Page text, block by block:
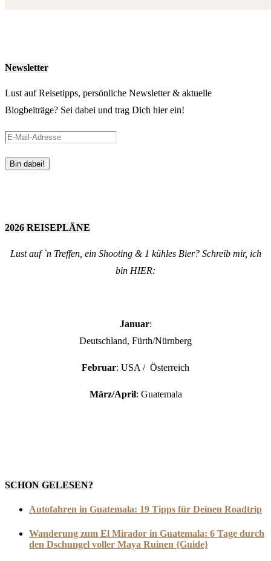
Newsletter
Lust auf Reisetipps, persönliche Newsletter & aktuelle
Blogbeiträge? Sei dabei und trag Dich hier ein!
2026 REISEPLÄNE
Lust auf `n Treffen, ein Shooting & 1 kühles Bier? Schreib mir, ich
bin HIER:
Januar:
Deutschland, Fürth/Nürnberg
Februar: USA / Österreich
März/April: Guatemala
SCHON GELESEN?
Autofahren in Guatemala: 19 Tipps für Deinen Roadtrip
Wanderung zum El Mirador in Guatemala: 6 Tage durch
den Dschungel voller Maya Ruinen {Guide}